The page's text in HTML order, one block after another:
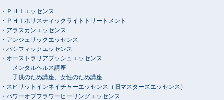
・ＰＨＩエッセンス
・ＰＨＩホリスティックライトトリートメント
・アラスカンエッセンス
・アンジェリックエッセンス
・パシフィックエッセンス
・オーストラリアブッシュエッセンス
メンタルヘルス講座
子供のため講座、女性のため講座
・スピリットインネイチャーエッセンス（旧マスターズエッセンス）
・パワーオブフラワーヒーリングエッセンス